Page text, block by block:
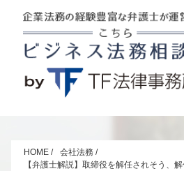
HOME / 会社法務 /
【弁護士解説】取締役を解任されそう、